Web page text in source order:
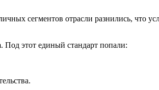
сегментов отрасли разнились, что
. Под этот единый стандарт попали: